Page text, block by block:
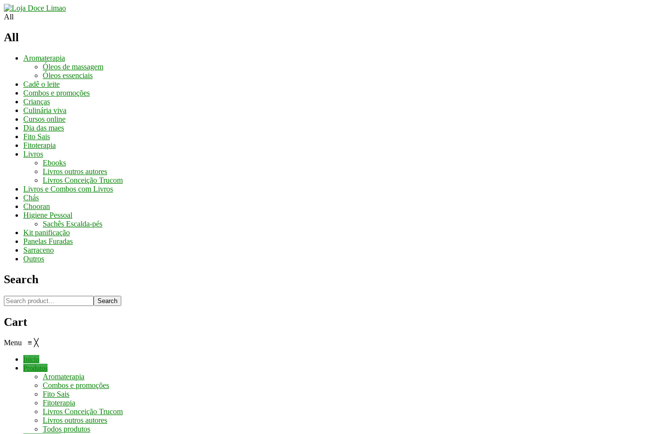
All
All
Aromaterapia
Óleos de massagem
Óleos essenciais
Cadê o leite
Combos e promoções
Crianças
Culinária viva
Cursos online
Dia das maes
Fito Sais
Fitoterapia
Livros
Ebooks
Livros outros autores
Livros Conceição Trucom
Livros e Combos com Livros
Chás
Chooran
Higiene Pessoal
Sachês Escalda-pés
Kit panificação
Panelas Furadas
Sarraceno
Outros
Search
Search
Cart
Menu ≡ ╳
Início
Produtos
Aromaterapia
Combos e promoções
Fito Sais
Fitoterapia
Livros Conceição Trucom
Livros outros autores
Todos produtos